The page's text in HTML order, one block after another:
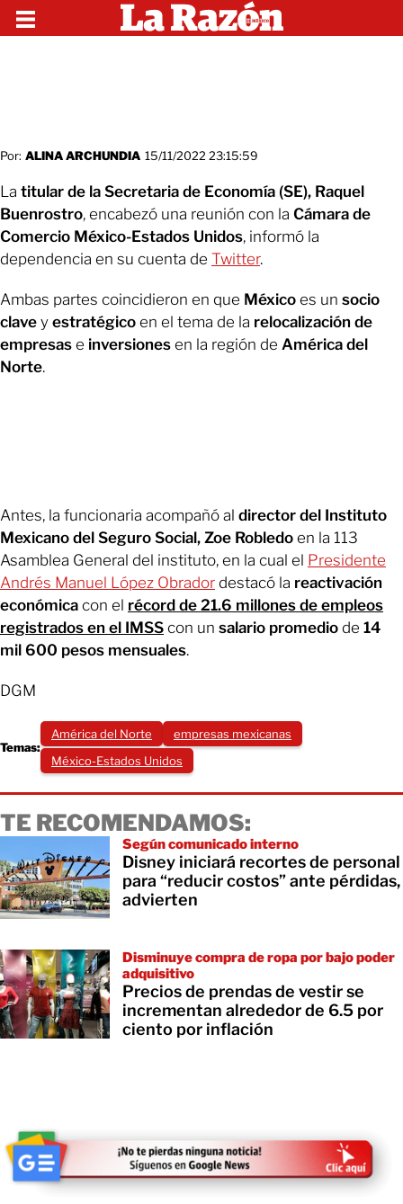
Por: ALINA ARCHUNDIA 15/11/2022 23:15:59
La titular de la Secretaria de Economía (SE), Raquel
Buenrostro, encabezó una reunión con la Cámara de
Comercio México-Estados Unidos, informó la
dependencia en su cuenta de Twitter.
Ambas partes coincidieron en que México es un socio
clave y estratégico en el tema de la relocalización de
empresas e inversiones en la región de América del
Norte.
Antes, la funcionaria acompañó al director del Instituto
Mexicano del Seguro Social, Zoe Robledo en la 113
Asamblea General del instituto, en la cual el Presidente
Andrés Manuel López Obrador destacó la reactivación
económica con el récord de 21.6 millones de empleos
registrados en el IMSS con un salario promedio de 14
mil 600 pesos mensuales.
DGM
Temas:
América del Norte
empresas mexicanas
México-Estados Unidos
TE RECOMENDAMOS:
Según comunicado interno
Disney iniciará recortes de personal
para “reducir costos” ante pérdidas,
advierten
Disminuye compra de ropa por bajo poder
adquisitivo
Precios de prendas de vestir se
incrementan alrededor de 6.5 por
ciento por inflación